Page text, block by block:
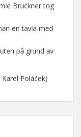
Bruckner tog
en tavla med
på grund av
Karel Poláček)